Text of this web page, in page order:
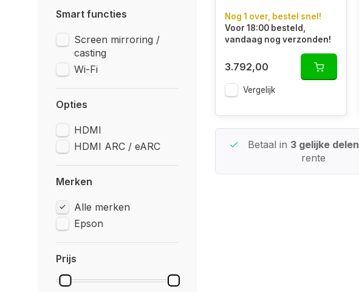
Smart functies
Screen mirroring /
casting
Wi-Fi
Opties
HDMI
HDMI ARC / eARC
Merken
Alle merken
Epson
Prijs
Nog 1 over, bestel snel!
Voor 18:00 besteld,
vandaag nog verzonden!
3.792,00
Vergelijk
Beste Service Garantie Betaal in 3 gelijke delen
rente